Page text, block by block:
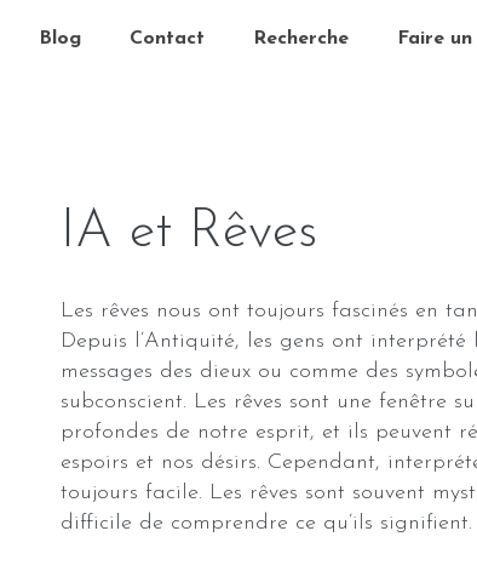
Blog Contact Recherche Faire
IA et Rêves
Les rêves nous ont toujours fascinés en
Depuis l’Antiquité, les gens ont interprété
messages des dieux ou comme des
subconscient. Les rêves sont une fenêtre
profondes de notre esprit, et ils peuvent
espoirs et nos désirs. Cependant,
toujours facile. Les rêves sont souvent
difficile de comprendre ce qu’ils signifient.